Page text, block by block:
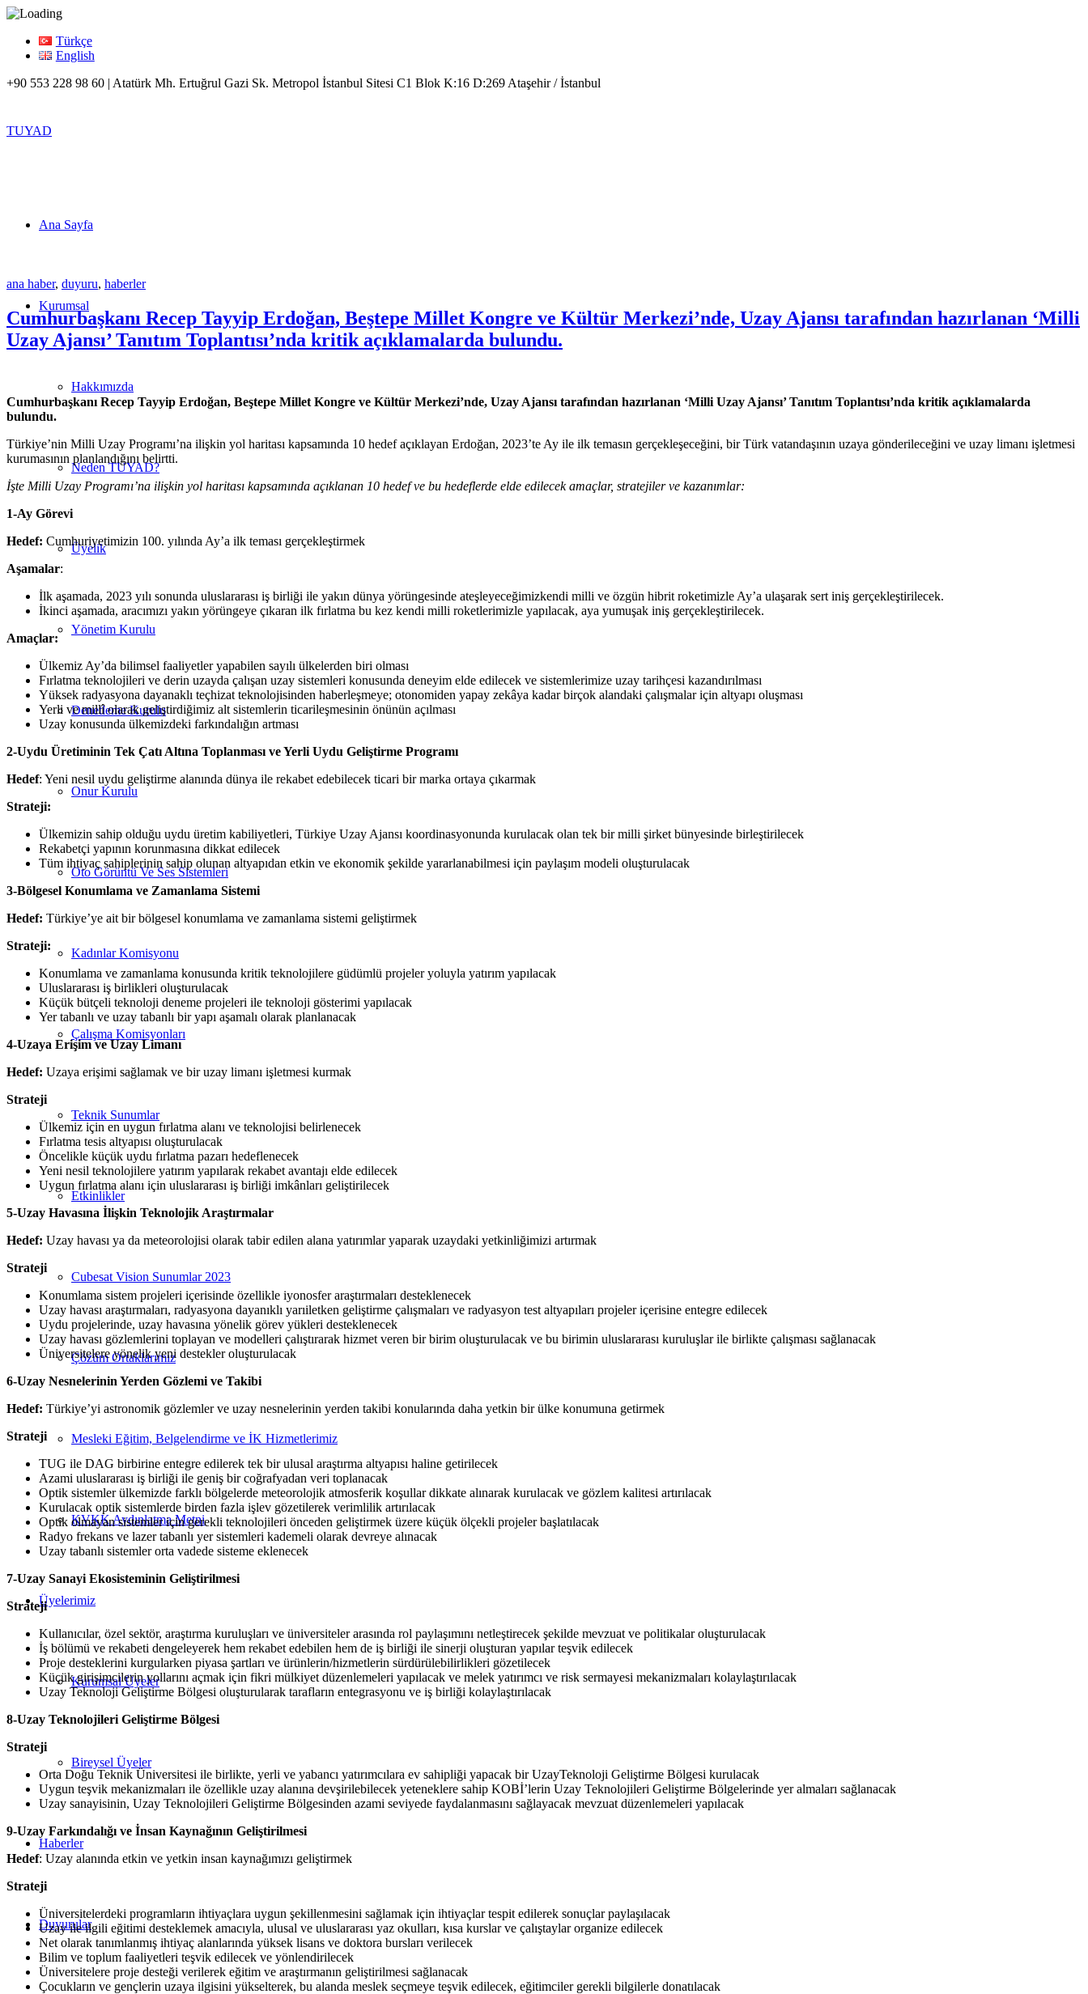
Türkçe
English
+90 553 228 98 60 | Atatürk Mh. Ertuğrul Gazi Sk. Metropol İstanbul Sitesi C1 Blok K:16 D:269 Ataşehir / İstanbul
TUYAD
Ana Sayfa
Kurumsal
Hakkımızda
Neden TUYAD?
Üyelik
Yönetim Kurulu
Denetleme Kurulu
Onur Kurulu
Oto Görüntü Ve Ses Sistemleri
Kadınlar Komisyonu
Çalışma Komisyonları
Teknik Sunumlar
Etkinlikler
Cubesat Vision Sunumlar 2023
Çözüm Ortaklarımız
Mesleki Eğitim, Belgelendirme ve İK Hizmetlerimiz
KVKK Aydınlatma Metni
Üyelerimiz
Kurumsal Üyeler
Bireysel Üyeler
Haberler
Duyurular
ana haber, duyuru, haberler
Cumhurbaşkanı Recep Tayyip Erdoğan, Beştepe Millet Kongre ve Kültür Merkezi’nde, Uzay Ajansı tarafından hazırlanan ‘Milli
Uzay Ajansı’ Tanıtım Toplantısı’nda kritik açıklamalarda bulundu.
Cumhurbaşkanı Recep Tayyip Erdoğan, Beştepe Millet Kongre ve Kültür Merkezi’nde, Uzay Ajansı tarafından hazırlanan ‘Milli Uzay Ajansı’ Tanıtım Toplantısı’nda kritik açıklamalarda
bulundu.
Türkiye’nin Milli Uzay Programı’na ilişkin yol haritası kapsamında 10 hedef açıklayan Erdoğan, 2023’te Ay ile ilk temasın gerçekleşeceğini, bir Türk vatandaşının uzaya gönderileceğini ve uzay limanı işletmesi
kurumasının planlandığını belirtti.
İşte Milli Uzay Programı’na ilişkin yol haritası kapsamında açıklanan 10 hedef ve bu hedeflerde elde edilecek amaçlar, stratejiler ve kazanımlar:
1-Ay Görevi
Hedef: Cumhuriyetimizin 100. yılında Ay’a ilk teması gerçekleştirmek
Aşamalar:
İlk aşamada, 2023 yılı sonunda uluslararası iş birliği ile yakın dünya yörüngesinde ateşleyeceğimizkendi milli ve özgün hibrit roketimizle Ay’a ulaşarak sert iniş gerçekleştirilecek.
İkinci aşamada, aracımızı yakın yörüngeye çıkaran ilk fırlatma bu kez kendi milli roketlerimizle yapılacak, aya yumuşak iniş gerçekleştirilecek.
Amaçlar:
Ülkemiz Ay’da bilimsel faaliyetler yapabilen sayılı ülkelerden biri olması
Fırlatma teknolojileri ve derin uzayda çalışan uzay sistemleri konusunda deneyim elde edilecek ve sistemlerimize uzay tarihçesi kazandırılması
Yüksek radyasyona dayanaklı teçhizat teknolojisinden haberleşmeye; otonomiden yapay zekâya kadar birçok alandaki çalışmalar için altyapı oluşması
Yerli ve millî olarak geliştirdiğimiz alt sistemlerin ticarileşmesinin önünün açılması
Uzay konusunda ülkemizdeki farkındalığın artması
2-Uydu Üretiminin Tek Çatı Altına Toplanması ve Yerli Uydu Geliştirme Programı
Hedef: Yeni nesil uydu geliştirme alanında dünya ile rekabet edebilecek ticari bir marka ortaya çıkarmak
Strateji:
Ülkemizin sahip olduğu uydu üretim kabiliyetleri, Türkiye Uzay Ajansı koordinasyonunda kurulacak olan tek bir milli şirket bünyesinde birleştirilecek
Rekabetçi yapının korunmasına dikkat edilecek
Tüm ihtiyaç sahiplerinin sahip olunan altyapıdan etkin ve ekonomik şekilde yararlanabilmesi için paylaşım modeli oluşturulacak
3-Bölgesel Konumlama ve Zamanlama Sistemi
Hedef: Türkiye’ye ait bir bölgesel konumlama ve zamanlama sistemi geliştirmek
Strateji:
Konumlama ve zamanlama konusunda kritik teknolojilere güdümlü projeler yoluyla yatırım yapılacak
Uluslararası iş birlikleri oluşturulacak
Küçük bütçeli teknoloji deneme projeleri ile teknoloji gösterimi yapılacak
Yer tabanlı ve uzay tabanlı bir yapı aşamalı olarak planlanacak
4-Uzaya Erişim ve Uzay Limanı
Hedef: Uzaya erişimi sağlamak ve bir uzay limanı işletmesi kurmak
Strateji
Ülkemiz için en uygun fırlatma alanı ve teknolojisi belirlenecek
Fırlatma tesis altyapısı oluşturulacak
Öncelikle küçük uydu fırlatma pazarı hedeflenecek
Yeni nesil teknolojilere yatırım yapılarak rekabet avantajı elde edilecek
Uygun fırlatma alanı için uluslararası iş birliği imkânları geliştirilecek
5-Uzay Havasına İlişkin Teknolojik Araştırmalar
Hedef: Uzay havası ya da meteorolojisi olarak tabir edilen alana yatırımlar yaparak uzaydaki yetkinliğimizi artırmak
Strateji
Konumlama sistem projeleri içerisinde özellikle iyonosfer araştırmaları desteklenecek
Uzay havası araştırmaları, radyasyona dayanıklı yarıiletken geliştirme çalışmaları ve radyasyon test altyapıları projeler içerisine entegre edilecek
Uydu projelerinde, uzay havasına yönelik görev yükleri desteklenecek
Uzay havası gözlemlerini toplayan ve modelleri çalıştırarak hizmet veren bir birim oluşturulacak ve bu birimin uluslararası kuruluşlar ile birlikte çalışması sağlanacak
Üniversitelere yönelik yeni destekler oluşturulacak
6-Uzay Nesnelerinin Yerden Gözlemi ve Takibi
Hedef: Türkiye’yi astronomik gözlemler ve uzay nesnelerinin yerden takibi konularında daha yetkin bir ülke konumuna getirmek
Strateji
TUG ile DAG birbirine entegre edilerek tek bir ulusal araştırma altyapısı haline getirilecek
Azami uluslararası iş birliği ile geniş bir coğrafyadan veri toplanacak
Optik sistemler ülkemizde farklı bölgelerde meteorolojik atmosferik koşullar dikkate alınarak kurulacak ve gözlem kalitesi artırılacak
Kurulacak optik sistemlerde birden fazla işlev gözetilerek verimlilik artırılacak
Optik olmayan sistemler için gerekli teknolojileri önceden geliştirmek üzere küçük ölçekli projeler başlatılacak
Radyo frekans ve lazer tabanlı yer sistemleri kademeli olarak devreye alınacak
Uzay tabanlı sistemler orta vadede sisteme eklenecek
7-Uzay Sanayi Ekosisteminin Geliştirilmesi
Strateji
Kullanıcılar, özel sektör, araştırma kuruluşları ve üniversiteler arasında rol paylaşımını netleştirecek şekilde mevzuat ve politikalar oluşturulacak
İş bölümü ve rekabeti dengeleyerek hem rekabet edebilen hem de iş birliği ile sinerji oluşturan yapılar teşvik edilecek
Proje desteklerini kurgularken piyasa şartları ve ürünlerin/hizmetlerin sürdürülebilirlikleri gözetilecek
Küçük girişimcilerin yollarını açmak için fikri mülkiyet düzenlemeleri yapılacak ve melek yatırımcı ve risk sermayesi mekanizmaları kolaylaştırılacak
Uzay Teknoloji Geliştirme Bölgesi oluşturularak tarafların entegrasyonu ve iş birliği kolaylaştırılacak
8-Uzay Teknolojileri Geliştirme Bölgesi
Strateji
Orta Doğu Teknik Üniversitesi ile birlikte, yerli ve yabancı yatırımcılara ev sahipliği yapacak bir UzayTeknoloji Geliştirme Bölgesi kurulacak
Uygun teşvik mekanizmaları ile özellikle uzay alanına devşirilebilecek yeteneklere sahip KOBİ’lerin Uzay Teknolojileri Geliştirme Bölgelerinde yer almaları sağlanacak
Uzay sanayisinin, Uzay Teknolojileri Geliştirme Bölgesinden azami seviyede faydalanmasını sağlayacak mevzuat düzenlemeleri yapılacak
9-Uzay Farkındalığı ve İnsan Kaynağının Geliştirilmesi
Hedef: Uzay alanında etkin ve yetkin insan kaynağımızı geliştirmek
Strateji
Üniversitelerdeki programların ihtiyaçlara uygun şekillenmesini sağlamak için ihtiyaçlar tespit edilerek sonuçlar paylaşılacak
Uzay ile ilgili eğitimi desteklemek amacıyla, ulusal ve uluslararası yaz okulları, kısa kurslar ve çalıştaylar organize edilecek
Net olarak tanımlanmış ihtiyaç alanlarında yüksek lisans ve doktora bursları verilecek
Bilim ve toplum faaliyetleri teşvik edilecek ve yönlendirilecek
Üniversitelere proje desteği verilerek eğitim ve araştırmanın geliştirilmesi sağlanacak
Çocukların ve gençlerin uzaya ilgisini yükselterek, bu alanda meslek seçmeye teşvik edilecek, eğitimciler gerekli bilgilerle donatılacak